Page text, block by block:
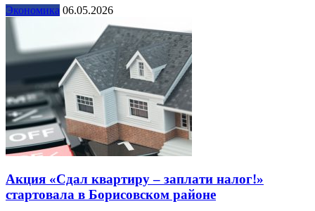
Экономика 06.05.2026
Акция «Сдал квартиру – заплати налог!»
стартовала в Борисовском районе